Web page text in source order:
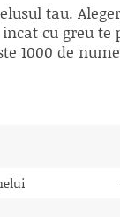
tau.
cu greu te
1000 de